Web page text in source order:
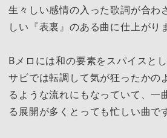
生々しい感情の入った歌詞が合わ
しい『表裏』のある曲に仕上がり
Bメロには和の要素をスパイスと
サビでは転調して気が狂ったかの
るような流れにもなっていて、一
る展開が多くとっても忙しい曲で